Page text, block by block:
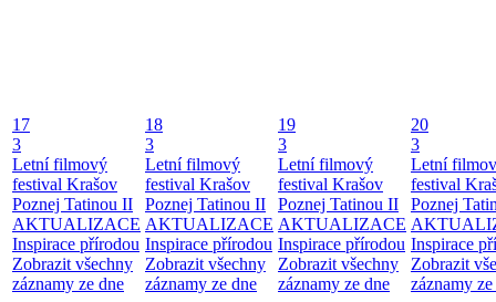
17
3
Letní filmový
festival Krašov
Poznej Tatinou II
AKTUALIZACE
Inspirace přírodou
Zobrazit všechny
záznamy ze dne
18
3
Letní filmový
festival Krašov
Poznej Tatinou II
AKTUALIZACE
Inspirace přírodou
Zobrazit všechny
záznamy ze dne
19
3
Letní filmový
festival Krašov
Poznej Tatinou II
AKTUALIZACE
Inspirace přírodou
Zobrazit všechny
záznamy ze dne
20
3
Letní
festival
Poznej
Inspirace
Zobrazit
záznamy